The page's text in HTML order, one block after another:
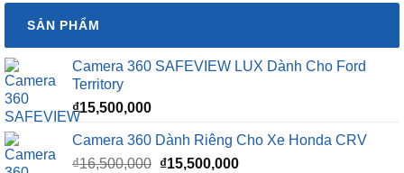
SẢN PHẨM
Camera 360 SAFEVIEW LUX Dành Cho Ford
Territory
₫15,500,000
Camera 360 Dành Riêng Cho Xe Honda CRV
₫16,500,000 Giá
₫15,500,000Giá